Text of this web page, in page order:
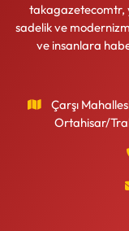
takagazetecomtr,
sadelik ve
ve insanlara
Çarşı
Ortahisar/